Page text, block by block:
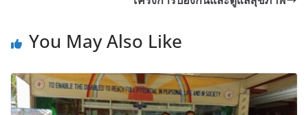
You May Also Like